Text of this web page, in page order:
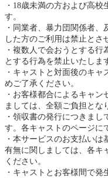
18歳未満の方および高校
す。
同業者、暴力団関係者、
した方のご利用は禁止とさ
複数人で会おうとする行
とする行為を禁止いたしま
キャストと対面後のキャ
めご了承ください。
お客様都合によるキャン
ましては、全額ご負担とな
領収書の発行につきまし
す。各キャストのページに
本サービスのお支払いは
有無に関しましては、各キ
ください。
キャストとお客様間で発